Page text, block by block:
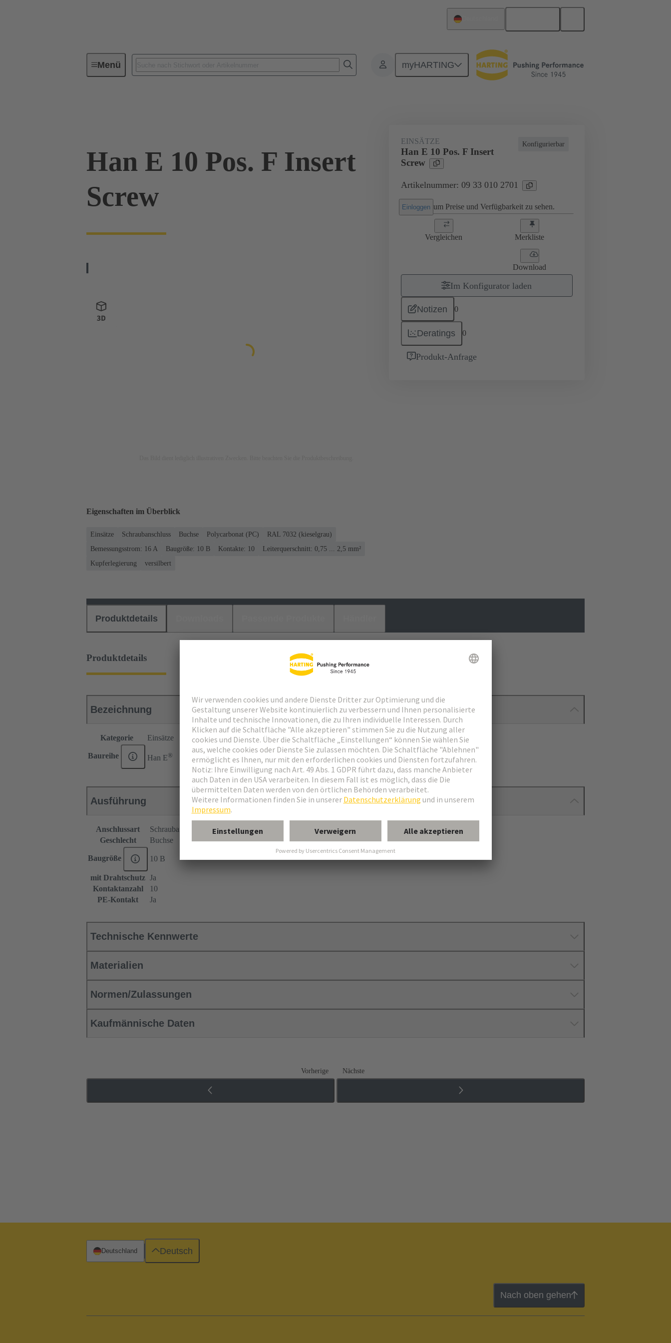
Menü myHARTING
Industrie-Steckverbinder / Han® Monoblockeinsätze Für Industrieanwendungen Ströme bis 16 A
Han E 10 Pos. F Insert
Screw
Konfigurierbar
EINSÄTZE
Han E 10 Pos. F Insert
Screw
Artikelnummer: 09 33 010 2701
Einloggen um Preise und Verfügbarkeit zu sehen.
Vergleichen Merkliste
Download
Im Konfigurator laden
Notizen 0
Deratings 0
Produkt-Anfrage
Eigenschaften im Überblick
Einsätze Schraubanschluss Buchse Polycarbonat (PC)
RAL 7032 (kieselgrau)
Bemessungsstrom: ‌16 A
Baugröße: 10 B Kontakte: 10
Leiterquerschnitt: 0,75 ... 2,5 mm²
Kupferlegierung
versilbert
Produktdetails
Produktdetails
Bezeichnung
Kategorie Einsätze
Baureihe Han E®
Ausführung
Anschlussart
Schraubanschluss
Geschlecht
Buchse
Baugröße 10 B
mit Drahtschutz Ja
Kontaktanzahl
10
PE-Kontakt
Ja
Technische Kennwerte
Materialien
Normen/Zulassungen
Kaufmännische Daten
Vorherige Nächste
Nach oben gehen
Deutschland Deutsch